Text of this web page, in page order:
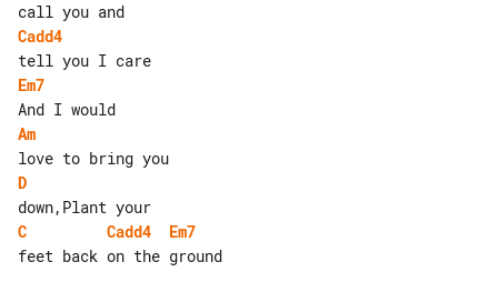
Cadd4
Em7
Am
D
C
Cadd4
Em7
feet back on the ground